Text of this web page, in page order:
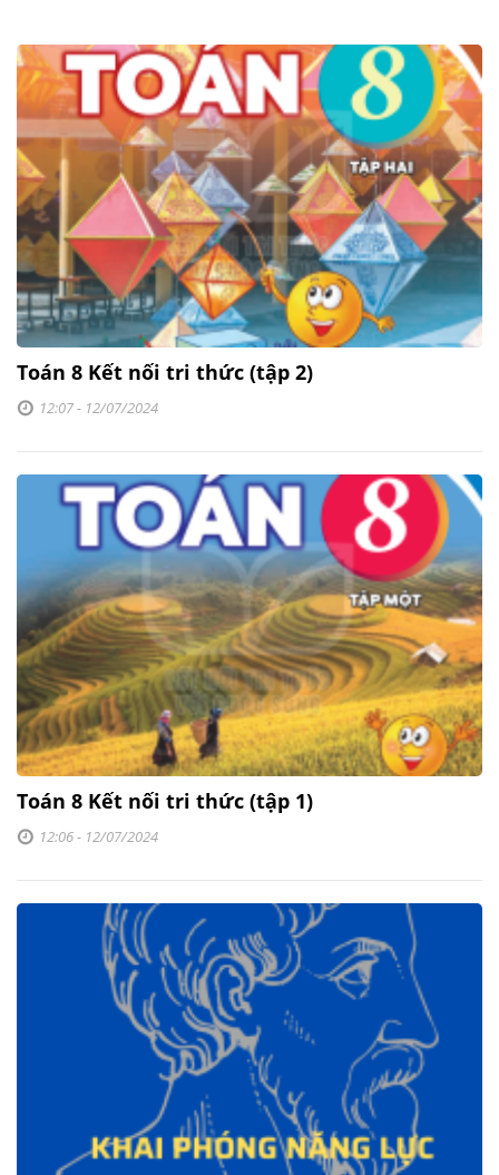
Toán 8 Kết nối tri thức (tập 2)
12:07 - 12/07/2024
Toán 8 Kết nối tri thức (tập 1)
12:06 - 12/07/2024